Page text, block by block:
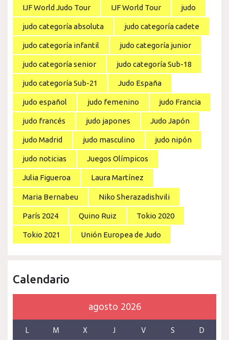
IJF World Judo Tour IJF World Tour judo
judo categoría absoluta judo categoría cadete
judo categoría infantil judo categoría junior
judo categoría senior judo categoría Sub-18
judo categoría Sub-21 Judo España
judo español judo femenino judo Francia
judo francés judo japones Judo Japón
judo Madrid judo masculino judo nipón
judo noticias Juegos Olímpicos
Julia Figueroa Laura Martínez
Maria Bernabeu Niko Sherazadishvili
París 2024 Quino Ruiz Tokio 2020
Tokio 2021 Unión Europea de Judo
Calendario
agosto 2026
L M X J V S D